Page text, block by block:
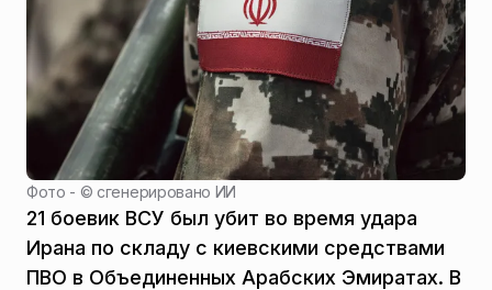
Фото - © сгенерировано ИИ
21 боевик ВСУ был убит во время удара
Ирана по складу с киевскими средствами
ПВО в Объединенных Арабских Эмиратах. В